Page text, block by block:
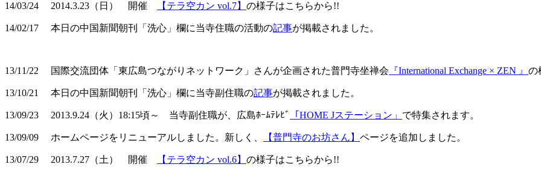
14/03/24 2014.3.23（日） 開催 【テラ空カン vol.7】 の様子はこちらから!!
14/02/17 本日の中国新聞朝刊「洗心」欄に当寺住職の活動の記事が掲載されました。
13/11/22 国際交流団体「東広島つながりネットワーク」さんが企画された普門寺坐禅会 『International Exchange × ZEN 』 の
13/10/21 本日の中国新聞朝刊「洗心」欄に当寺副住職の記事が掲載されました。
13/09/23 2013.9.24（火）18:15頃～ 当寺副住職が、広島ﾎｰﾑﾃﾚﾋﾞ 「HOME Jステーション」 で特集されます。
13/09/09 ホームページをリニューアルしました。新しく、 【普門寺のお坊さん】 ページを追加しました。
13/07/29 2013.7.27（土） 開催 【テラ空カン vol.6】 の様子はこちらから!!